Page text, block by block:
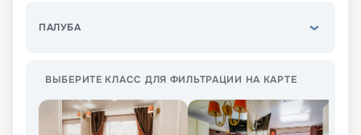
ПАЛУБА
ВЫБЕРИТЕ КЛАСС ДЛЯ ФИЛЬТРАЦИИ НА КАРТЕ